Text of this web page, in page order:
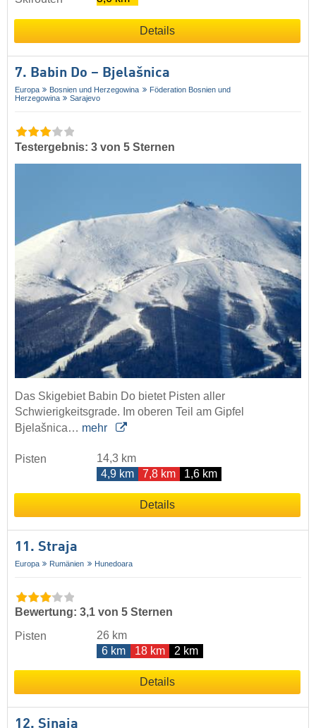
Details
7. Babin Do – Bjelašnica
Europa Bosnien und Herzegowina
Föderation Bosnien und
Herzegowina
Sarajevo
Testergebnis: 3 von 5 Sternen
Das Skigebiet Babin Do bietet Pisten aller
Schwierigkeitsgrade. Im oberen Teil am Gipfel
Bjelašnica… mehr
Pisten
14,3 km
4,9 km
7,8 km 1,6 km
Details
11. Straja
Europa Rumänien Hunedoara
Bewertung: 3,1 von 5 Sternen
Pisten
26 km
6 km
18 km 2 km
Details
12. Sinaia